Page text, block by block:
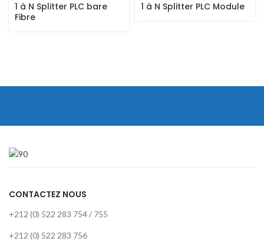
1 à N Splitter PLC bare
Fibre
1 à N Splitter PLC Module
CONTACTEZ NOUS
+212 (0) 522 283 754 / 755
+212 (0) 522 283 756